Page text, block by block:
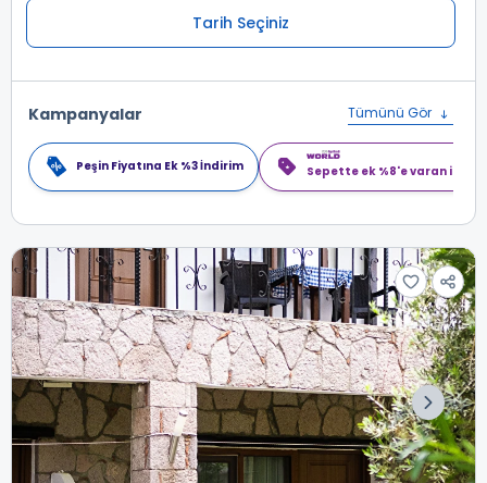
Tarih Seçiniz
Kampanyalar Tümünü Gör
Peşin Fiyatına Ek %3 İndirim Sepette ek %8'e varan